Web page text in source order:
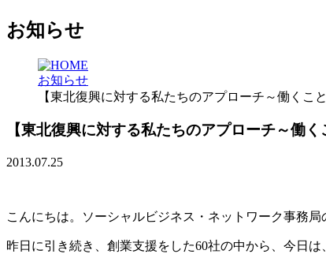
お知らせ
お知らせ
【東北復興に対する私たちのアプローチ～働く
【東北復興に対する私たちのアプローチ～働
2013.07.25
こんにちは。ソーシャルビジネス・ネットワーク事務
昨日に引き続き、創業支援をした60社の中から、今日